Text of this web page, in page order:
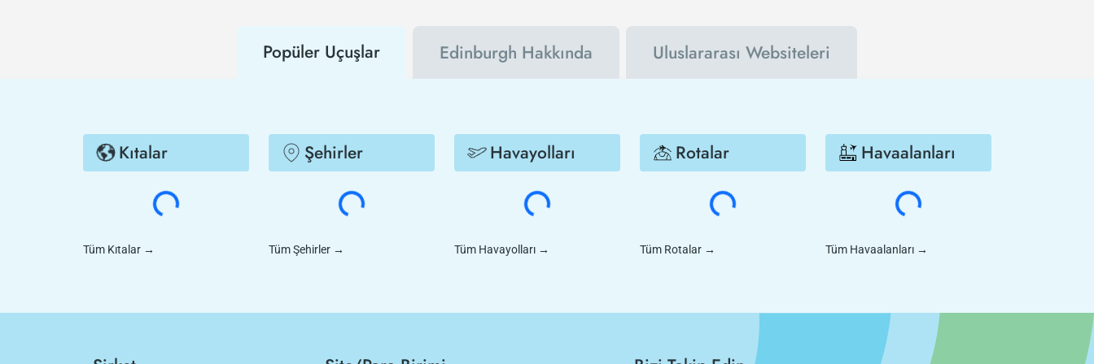
Popüler Uçuşlar Edinburgh Hakkında Uluslararası Websiteleri
Kıtalar
Tüm Kıtalar →
Şehirler
Tüm Şehirler →
Havayolları
Tüm Havayolları →
Rotalar
Tüm Rotalar →
Havaalanları
Tüm Havaalanları →